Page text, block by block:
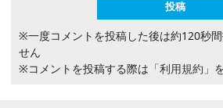
※一度コメントを投稿した後は約120秒
せん
※コメントを投稿する際は 「利用規約」